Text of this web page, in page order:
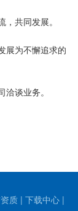
共同发展。
展为不懈追求的
谈业务。
质 | 下载中心 |